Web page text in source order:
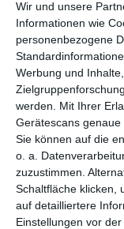
Wir und unsere
Informationen wie
personenbezogene
Werbung und
werden.
Mit Ihrer
Gerätescans genaue
Sie können auf die
o. a.
zuzustimmen.
Schaltfläche klicken,
auf detailliertere
Einstellungen vor